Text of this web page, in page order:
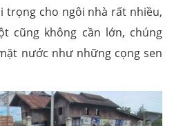
trọng cho ngôi nhà rất nhiều,
cũng không cần lớn, chúng
nước như những cọng sen